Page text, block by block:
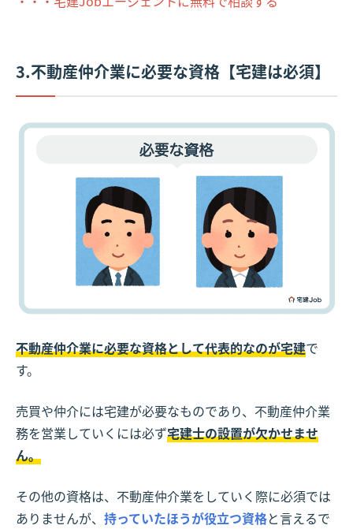
3.不動産仲介業に必要な資格【宅建は必須】
不動産仲介業に必要な資格として代表的なのが宅建で
す。
売買や仲介には宅建が必要なものであり、不動産仲介業
務を営業していくには必ず宅建士の設置が欠かせませ
ん。
その他の資格は、不動産仲介業をしていく際に必須では
ありませんが、 持っていたほうが役立つ資格と言えるで